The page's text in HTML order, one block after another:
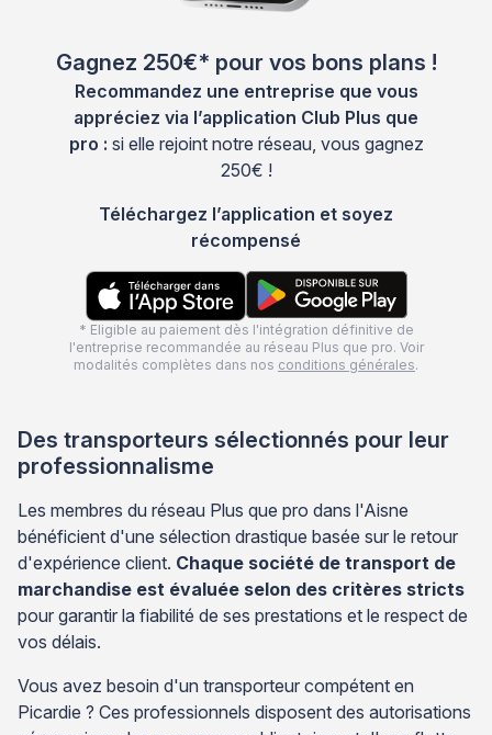
Gagnez 250€* pour vos bons plans !
Recommandez une entreprise que vous
appréciez via l’application Club Plus que
pro : si elle rejoint notre réseau, vous gagnez
250€ !
Téléchargez l’application et soyez
récompensé
* Eligible au paiement dès l'intégration définitive de
l'entreprise recommandée au réseau Plus que pro. Voir
modalités complètes dans nos conditions générales.
Des transporteurs sélectionnés pour leur
professionnalisme
Les membres du réseau Plus que pro dans l'Aisne
bénéficient d'une sélection drastique basée sur le retour
d'expérience client. Chaque société de transport de
marchandise est évaluée selon des critères stricts
pour garantir la fiabilité de ses prestations et le respect de
vos délais.
Vous avez besoin d'un transporteur compétent en
Picardie ? Ces professionnels disposent des autorisations